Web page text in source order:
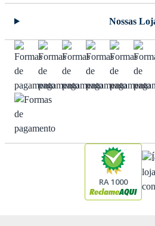
Nossas
RA 1000